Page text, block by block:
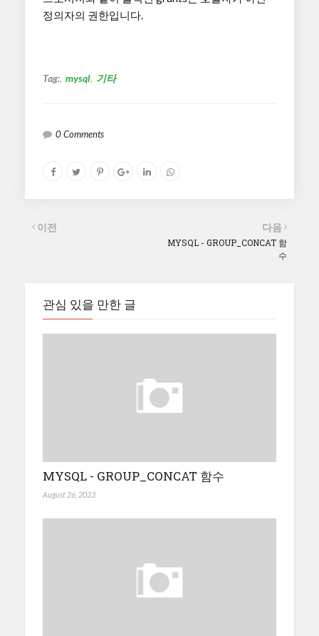
정의자의 권한입니다.
Tag: mysql 기타
0 Comments
다음
MYSQL - GROUP_CONCAT 함
수
이전
관심 있을 만한 글
MYSQL - GROUP_CONCAT 함수
August 26, 2023